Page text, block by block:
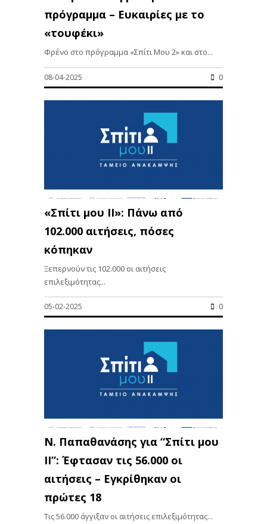
πρόγραμμα – Ευκαιρίες με το
«τουφέκι»
Φρένο στο πρόγραμμα «Σπίτι Μου 2» και στο...
08-04-2025 0
«Σπίτι μου ΙΙ»: Πάνω από
102.000 αιτήσεις, πόσες
κόπηκαν
Ξεπερνούν τις 102.000 οι αιτήσεις
επιλεξιμότητας...
05-02-2025 0
Ν. Παπαθανάσης για “Σπίτι μου
ΙΙ”: Έφτασαν τις 56.000 οι
αιτήσεις – Εγκρίθηκαν οι
πρώτες 18
Τις 56.000 άγγιξαν οι αιτήσεις επιλεξιμότητας...